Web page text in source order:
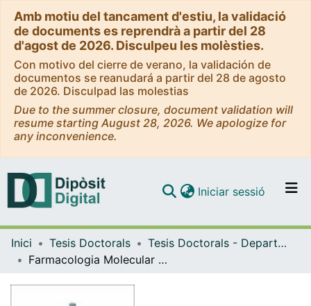
Amb motiu del tancament d'estiu, la validació
de documents es reprendrà a partir del 28
d'agost de 2026. Disculpeu les molèsties.
Con motivo del cierre de verano, la validación de
documentos se reanudará a partir del 28 de agosto
de 2026. Disculpad las molestias
Due to the summer closure, document validation will
resume starting August 28, 2026. We apologize for
any inconvenience.
Navega per tot el DD
Iniciar sessió (current)
Inici Tesis Doctorals
Tesis Doctorals - Departament - Bioquímica i Biomedicina Molecular
Farmacologia Molecular dels Transportadors de Nucleòsids en Teràpia del Càncer: Nucleòsids Naturals No Canònics i Ruxolitinib